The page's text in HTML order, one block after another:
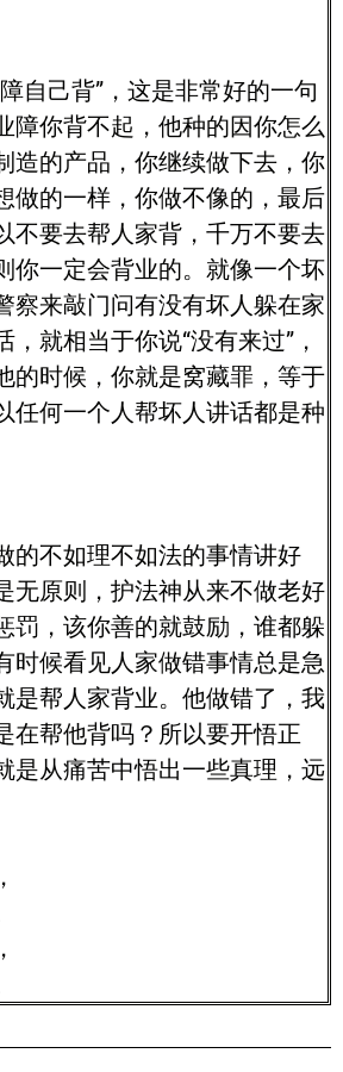
自己背”，这是非常好的一句
障你背不起，他种的因你怎么
造的产品，你继续做下去，你
做的一样，你做不像的，最后
不要去帮人家背，千万不要去
你一定会背业的。就像一个坏
察来敲门问有没有坏人躲在家
，就相当于你说“没有来过”，
的时候，你就是窝藏罪，等于
任何一个人帮坏人讲话都是种
的不如理不如法的事情讲好
无原则，护法神从来不做老好
罚，该你善的就鼓励，谁都躲
时候看见人家做错事情总是急
是帮人家背业。他做错了，我
在帮他背吗？所以要开悟正
是从痛苦中悟出一些真理，远